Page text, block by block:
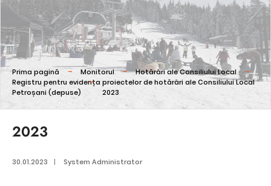
Prima pagină Monitorul
Hotărâri ale Consiliului Local
Registru pentru evidența proiectelor de hotărâri ale Consiliului Local
Petroșani (depuse)
2023
2023
30.01.2023 | System Administrator